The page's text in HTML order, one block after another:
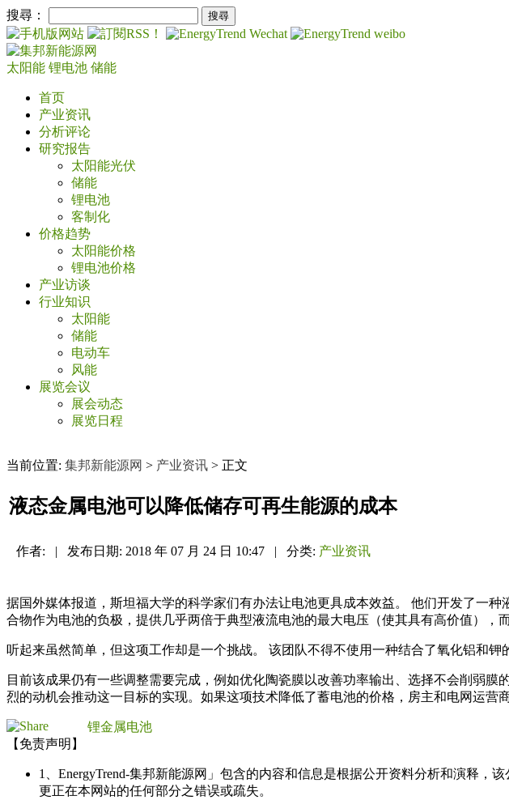
搜尋：
太阳能 锂电池 储能
首页
产业资讯
分析评论
研究报告
太阳能光伏
储能
锂电池
客制化
价格趋势
太阳能价格
锂电池价格
产业访谈
行业知识
太阳能
储能
电动车
风能
展览会议
展会动态
展览日程
当前位置: 集邦新能源网 > 产业资讯 > 正文
液态金属电池可以降低储存可再生能源的成本
作者: | 发布日期: 2018 年 07 月 24 日 10:47 | 分类: 产业资讯
据国外媒体报道，斯坦福大学的科学家们有办法让电池更具成本效益。 他们开发了一
合物作为电池的负极，提供几乎两倍于典型液流电池的最大电压（使其具有高价值），
听起来虽然简单，但这项工作却是一个挑战。 该团队不得不使用一种结合了氧化铝和钾
目前该成果仍有一些调整需要完成，例如优化陶瓷膜以改善功率输出、选择不会削弱
烈的动机会推动这一目标的实现。如果这项技术降低了蓄电池的价格，房主和电网运营
锂金属电池
【免责声明】
1、EnergyTrend-集邦新能源网」包含的内容和信息是根据公开资料分析和演释
更正在本网站的任何部分之错误或疏失。